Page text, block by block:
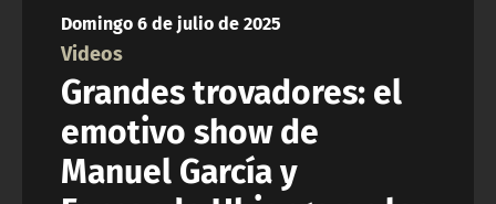
ÁREA DE PROYECTOS
Domingo 6 de julio de 2025
Videos
Grandes trovadores: el
emotivo show de
Manuel García y